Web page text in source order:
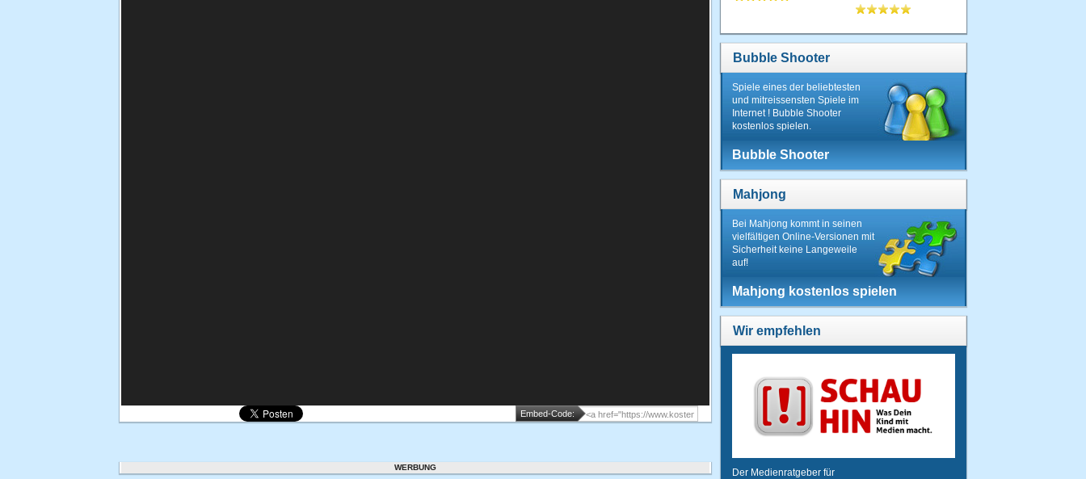
Embed-Code:
WERBUNG
Bubble Shooter
Spiele eines der beliebtesten
und mitreissensten Spiele im
Internet ! Bubble Shooter
kostenlos spielen.
Bubble Shooter
Mahjong
Bei Mahjong kommt in seinen
vielfältigen Online-Versionen mit
Sicherheit keine Langeweile
auf!
Mahjong kostenlos spielen
Wir empfehlen
Der Medienratgeber für